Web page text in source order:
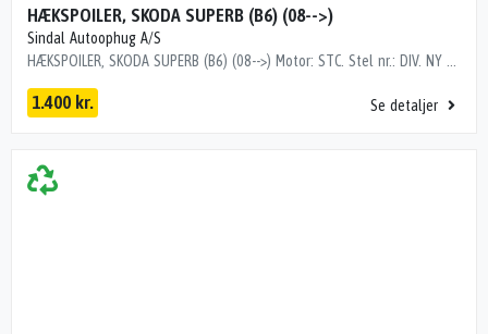
HÆKSPOILER, SKODA SUPERB (B6) (08-->)
Sindal Autoophug A/S
HÆKSPOILER, SKODA SUPERB (B6) (08-->) Motor: STC. Stel nr.: DIV. NY DELE Årgang.: 2013 Del nr..: H93273 Dito nr.: 75294072 Stamkort nr.: FTZ14 Kilometer: 0 3T90716053T9071605NY PRIS 1956-KR
1.400 kr. Se detaljer